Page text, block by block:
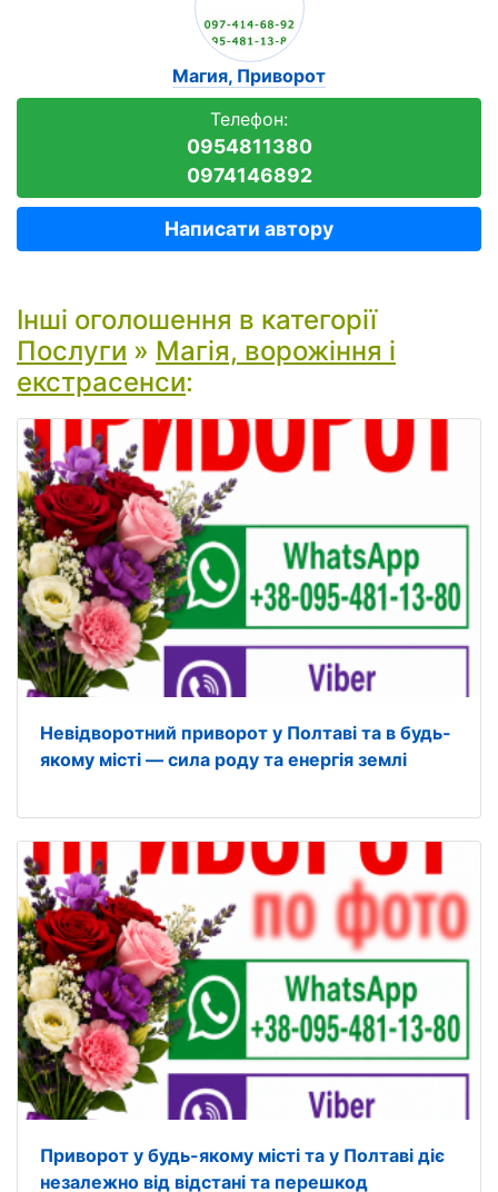
Магия, Приворот
Телефон:
0954811380
0974146892
Написати автору
Інші оголошення в категорії
Послуги » Магія, ворожіння і
екстрасенси:
Невідворотний приворот у Полтаві та в будь-
якому місті — сила роду та енергія землі
Приворот у будь-якому місті та у Полтаві діє
незалежно від відстані та перешкод